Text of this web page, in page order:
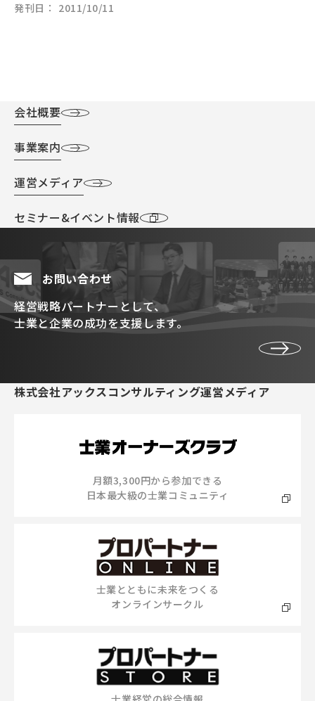
発刊日
2011/10/11
会社概要
事業案内
運営メディア
セミナー&イベント情報
お問い合わせ
経営戦略パートナーとして、
士業と企業の成功を支援します。
株式会社アックスコンサルティング運営メディア
月額3,300円から参加できる
日本最大級の士業コミュニティ
士業とともに未来をつくる
オンラインサークル